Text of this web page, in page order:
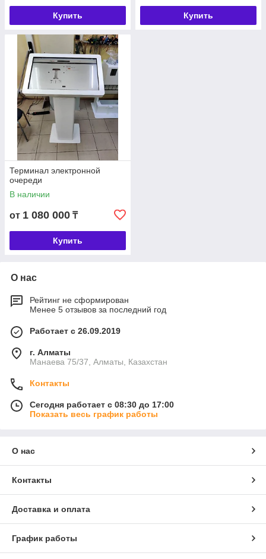
Купить Купить
Терминал электронной
очереди
В наличии
от 1 080 000 ₸
Купить
О нас
Рейтинг не сформирован
Менее 5 отзывов за последний год
Работает с 26.09.2019
г. Алматы
Манаева 75/37, Алматы, Казахстан
Контакты
Сегодня работает с 08:30 до 17:00
Показать весь график работы
О нас
Контакты
Доставка и оплата
График работы